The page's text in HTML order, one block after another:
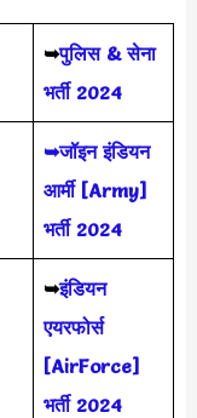
➥पुलिस & सेना
भर्ती 2024
➥जॉइन इंडियन
आर्मी [Army]
भर्ती 2024
➥इंडियन
एयरफोर्स
[AirForce]
भर्ती 2024